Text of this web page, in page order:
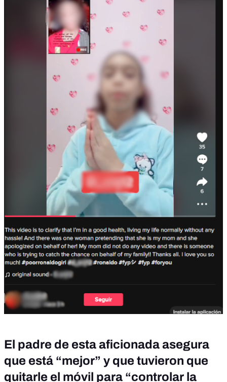
El padre de esta aficionada asegura
que está “mejor” y que tuvieron que
quitarle el móvil para “controlar la